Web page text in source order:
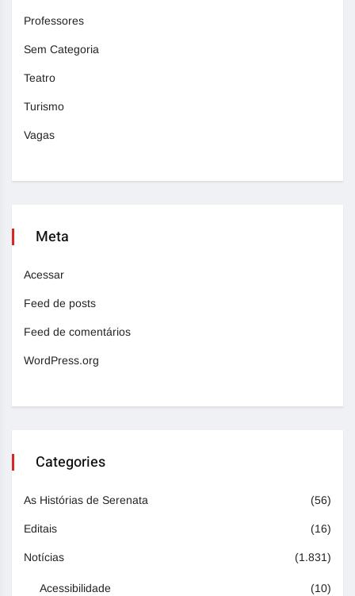
Professores
Sem Categoria
Teatro
Turismo
Vagas
Meta
Acessar
Feed de posts
Feed de comentários
WordPress.org
Categories
As Histórias de Serenata (56)
Editais (16)
Notícias (1.831)
Acessibilidade (10)